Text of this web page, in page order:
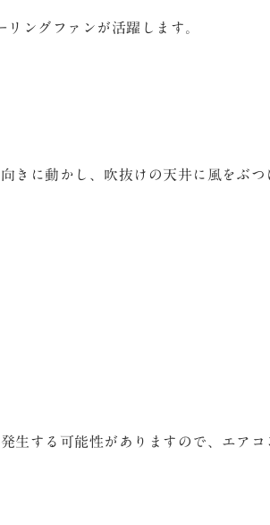
ングファンが活躍します。
きに動かし、吹抜けの天井に風をぶつ
生する可能性がありますので、エアコ